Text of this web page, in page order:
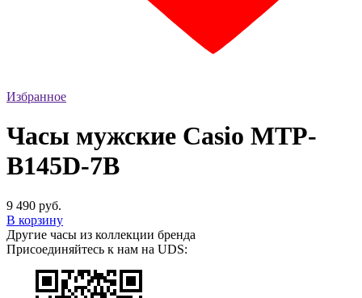
Избранное
Часы мужские Casio MTP-
B145D-7B
9 490 руб.
В корзину
Другие часы из коллекции бренда
Присоединяйтесь к нам на UDS: